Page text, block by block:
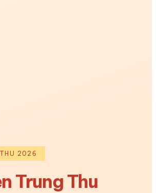
2026
Trung Thu